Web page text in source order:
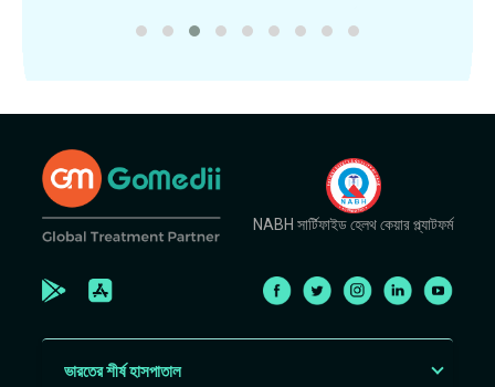
NABH সার্টিফাইড হেলথ কেয়ার প্ল্যাটফর্ম
ভারতের শীর্ষ হাসপাতাল